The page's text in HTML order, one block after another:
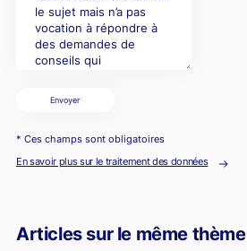
Envoyer
* Ces champs sont obligatoires
En savoir plus sur le traitement des données
Articles sur le même thème